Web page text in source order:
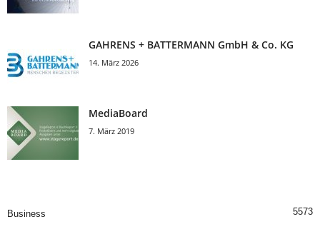
GAHRENS + BATTERMANN GmbH & Co. KG
14. März 2026
MediaBoard
7. März 2019
Business
5573